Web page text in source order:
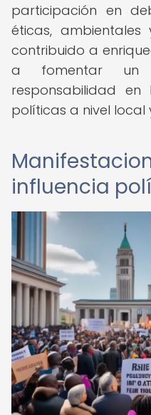
participación en
éticas,
contribuido a
a fomentar un
responsabilidad
políticas a nivel local
influencia